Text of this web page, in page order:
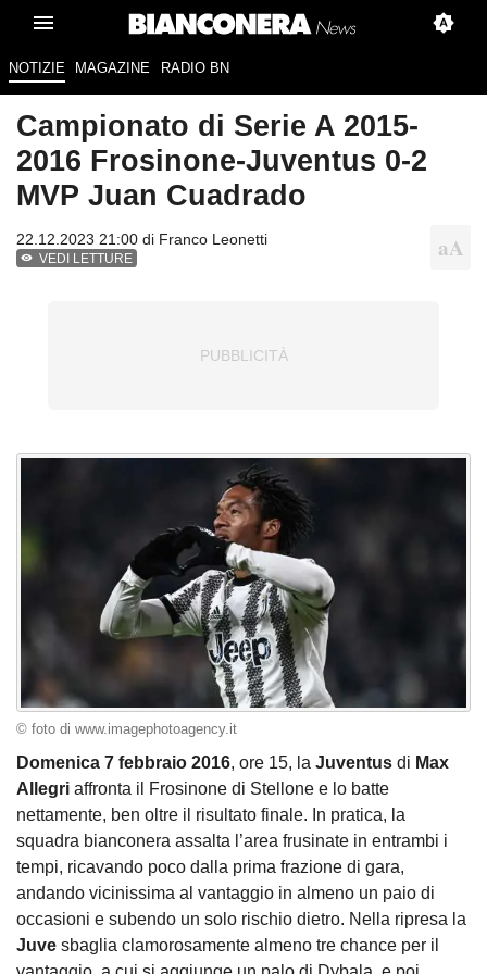
NOTIZIE MAGAZINE RADIO BN
Campionato di Serie A 2015-
2016 Frosinone-Juventus 0-2
MVP Juan Cuadrado
22.12.2023 21:00 di Franco Leonetti
VEDI LETTURE
© foto di www.imagephotoagency.it
Domenica 7 febbraio 2016, ore 15, la Juventus di Max
Allegri affronta il Frosinone di Stellone e lo batte
nettamente, ben oltre il risultato finale. In pratica, la
squadra bianconera assalta l’area frusinate in entrambi i
tempi, ricavando poco dalla prima frazione di gara,
andando vicinissima al vantaggio in almeno un paio di
occasioni e subendo un solo rischio dietro. Nella ripresa la
Juve sbaglia clamorosamente almeno tre chance per il